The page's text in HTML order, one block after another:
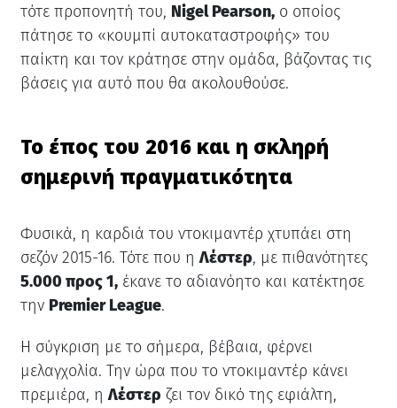
τότε προπονητή του, Nigel Pearson,ο οποίος
πάτησε το «κουμπί αυτοκαταστροφής» του
παίκτη και τον κράτησε στην ομάδα, βάζοντας τις
βάσεις για αυτό που θα ακολουθούσε.
Το έπος του 2016 και η σκληρή
σημερινή πραγματικότητα
Φυσικά, η καρδιά του ντοκιμαντέρ χτυπάει στη
σεζόν 2015-16. Τότε που ηΛέστερ, με πιθανότητες
5.000 προς 1,έκανε το αδιανόητο και κατέκτησε
την Premier League.
Η σύγκριση με το σήμερα, βέβαια, φέρνει
μελαγχολία. Την ώρα που το ντοκιμαντέρ κάνει
πρεμιέρα, ηΛέστερ ζει τον δικό της εφιάλτη,